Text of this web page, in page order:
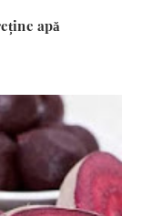
apă